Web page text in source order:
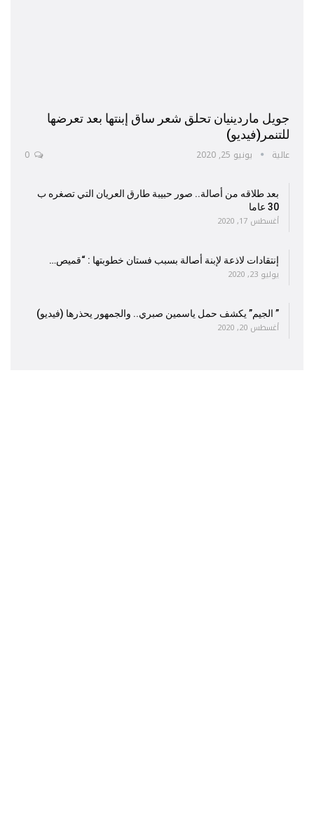
جويل ماردينيان تحلق شعر ساق إبنتها بعد تعرضها
للتنمر(فيديو)
عالية يونيو 25, 2020
بعد طلاقه من أصالة.. صور حبيبة طارق العريان التي تصغره ب
30 عاما
أغسطس 17, 2020
إنتقادات لاذعة لإبنة أصالة بسبب فستان خطوبتها : “قميص…
يوليو 23, 2020
” الجيم” يكشف حمل ياسمين صبري.. والجمهور يحذرها (فيديو)
أغسطس 20, 2020